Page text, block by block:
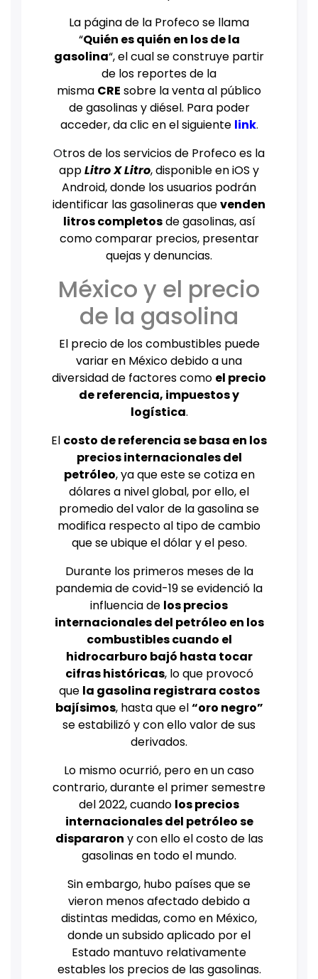
La página de la Profeco se llama
“Quién es quién en los de la
gasolina“, el cual se construye partir
de los reportes de la
misma CRE sobre la venta al público
de gasolinas y diésel. Para poder
acceder, da clic en el siguiente link.
Otros de los servicios de Profeco es la
appLitro X Litro, disponible en iOS y
Android, donde los usuarios podrán
identificar las gasolineras quevenden
litros completosde gasolinas, así
como comparar precios, presentar
quejas y denuncias.
México y el precio
de la gasolina
El precio de los combustibles puede
variar en México debido a una
diversidad de factores como el precio
de referencia, impuestos y
logística.
El costo de referencia se basa en los
precios internacionales del
petróleo, ya que este se cotiza en
dólares a nivel global, por ello, el
promedio del valor de la gasolina se
modifica respecto al tipo de cambio
que se ubique el dólar y el peso.
Durante los primeros meses de la
pandemia de covid-19 se evidenció la
influencia de los precios
internacionales del petróleo en los
combustibles cuando el
hidrocarburo bajó hasta tocar
cifras históricas, lo que provocó
que la gasolina registrara costos
bajísimos, hasta que el“oro negro”
se estabilizó y con ello valor de sus
derivados.
Lo mismo ocurrió, pero en un caso
contrario, durante el primer semestre
del 2022, cuando los precios
internacionales del petróleo se
dispararon y con ello el costo de las
gasolinas en todo el mundo.
Sin embargo, hubo países que se
vieron menos afectado debido a
distintas medidas, como en México,
donde un subsido aplicado por el
Estado mantuvo relativamente
estables los precios de las gasolinas.